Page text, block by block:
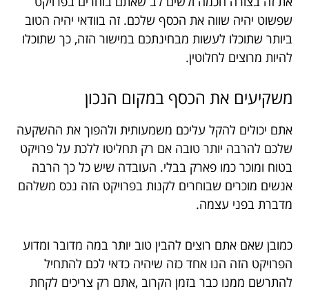
שפשוט יהיה שווה את הכסף שלכם. זה בוודאי יהיה הטוב
ביותר שתוכלו לעשות מבחינתכם במישור הזה, כך שתוכלו
להיות מרוצים לחלוטין.
משקיעים את הכסףבמקום הנכון
אתם יכולים להקל עליכם משמעותית ולהפוך את ההשקעה
שלכם להרבה יותר טובה אם רק תחליטו ללכת על פרויקט
בטוח ומוכר כמו פארק בבלי. העובדה שיש כל כך הרבה
אנשים מוכרים שבוחרים לקנות בפרויקט הזה נכס משלהם
מדברת בפני עצמה.
כמובן שאם אתם רוצים להבין טוב יותר במה מדובר ומדוע
הפרויקט הזה הנו אחד כזה שיהיה כדאי לכם להתחיל
להתרשם ממנו כבר בזמן הקרוב ,אתם רק צריכים לקחת